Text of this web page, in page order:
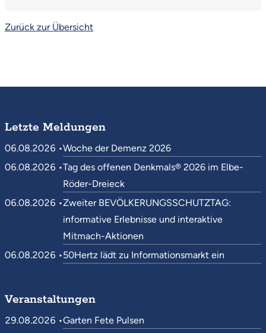
Zurück zur Übersicht
Letzte Meldungen
06.08.2026 •Woche der Demenz 2026
06.08.2026 •Tag des offenen Denkmals® 2026 im Elbe-
Röder-Dreieck
06.08.2026 •Zweiter BEVÖLKERUNGSSCHUTZTAG:
informative Erlebnisse und interaktive
Mitmach-Aktionen
06.08.2026 •50Hertz lädt zu Informationsmarkt ein
Veranstaltungen
29.08.2026 •Garten Fete Pulsen